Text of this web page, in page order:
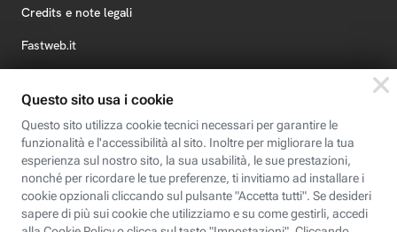
Credits e note legali
Fastweb.it
Fastweb Digital Academy
STEP FuturAbility District